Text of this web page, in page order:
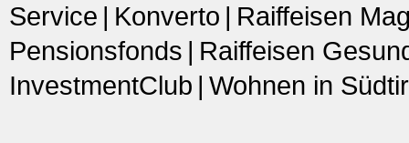
Service
Konverto
Raiffeisen
Pensionsfonds
Raiffeisen
InvestmentClub Wohnen in